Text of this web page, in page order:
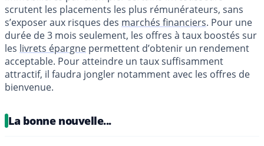
scrutent les placements les plus rémunérateurs, sans
s’exposer aux risques des marchés financiers. Pour une
durée de 3 mois seulement, les offres à taux boostés sur
les livrets épargne permettent d’obtenir un rendement
acceptable. Pour atteindre un taux suffisamment
attractif, il faudra jongler notamment avec les offres de
bienvenue.
La bonne nouvelle...